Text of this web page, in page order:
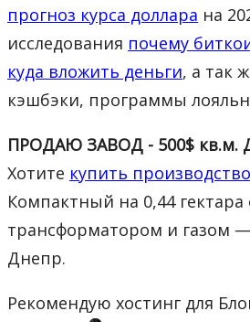
прогноз курса доллара на
исследования почему
куда вложить деньги, а так
кэшбэки, программы
ПРОДАЮ ЗАВОД - 500$ кв.м.
Хотите купить производство
Компактный на 0,44
трансформатором и газом
Днепр.
Рекомендую хостинг для